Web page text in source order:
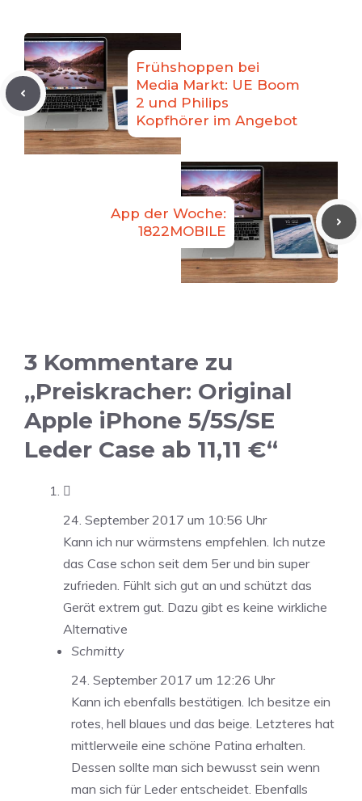
Frühshoppen bei
Media Markt: UE Boom
2 und Philips
Kopfhörer im Angebot
App der Woche:
1822MOBILE
3 Kommentare zu
„Preiskracher: Original
Apple iPhone 5/5S/SE
Leder Case ab 11,11 €“

24. September 2017 um 10:56 Uhr
Kann ich nur wärmstens empfehlen. Ich nutze
das Case schon seit dem 5er und bin super
zufrieden. Fühlt sich gut an und schützt das
Gerät extrem gut. Dazu gibt es keine wirkliche
Alternative
Schmitty
24. September 2017 um 12:26 Uhr
Kann ich ebenfalls bestätigen. Ich besitze ein
rotes, hell blaues und das beige. Letzteres hat
mittlerweile eine schöne Patina erhalten.
Dessen sollte man sich bewusst sein wenn
man sich für Leder entscheidet. Ebenfalls